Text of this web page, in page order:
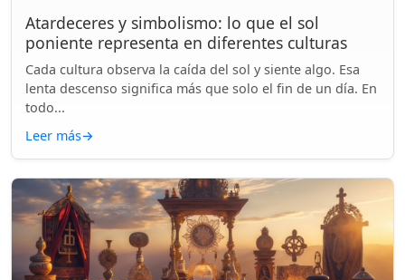
Atardeceres y simbolismo: lo que el sol
poniente representa en diferentes culturas
Cada cultura observa la caída del sol y siente algo. Esa
lenta descenso significa más que solo el fin de un día. En
todo...
Leer más→